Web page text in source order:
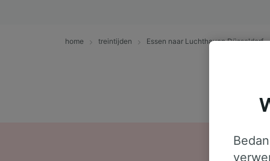
home treintijden Essen naar Luchthaven Düsseldorf